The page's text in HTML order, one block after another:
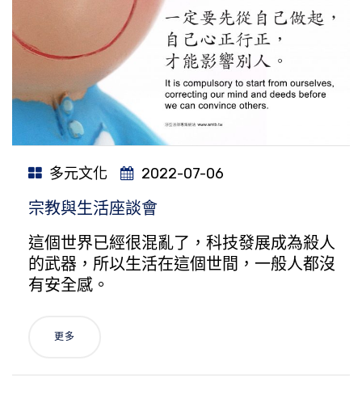
多元文化 2022-07-06
宗教與生活座談會
這個世界已經很混亂了，科技發展成為殺人
的武器，所以生活在這個世間，一般人都沒
有安全感。
更多